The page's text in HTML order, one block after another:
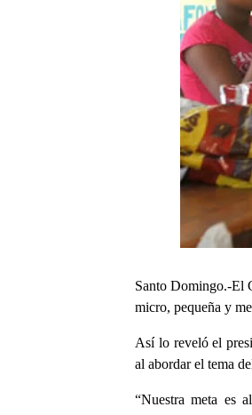
Santo Domingo.-El
micro, pequeña y
Así lo reveló el
al abordar el tema
“Nuestra meta es